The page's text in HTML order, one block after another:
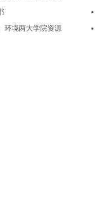
环境两大学院资源